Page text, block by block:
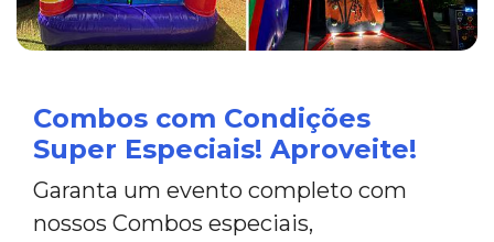
Combos com Condições
Super Especiais! Aproveite!
Garanta um evento completo com
nossos Combos especiais,